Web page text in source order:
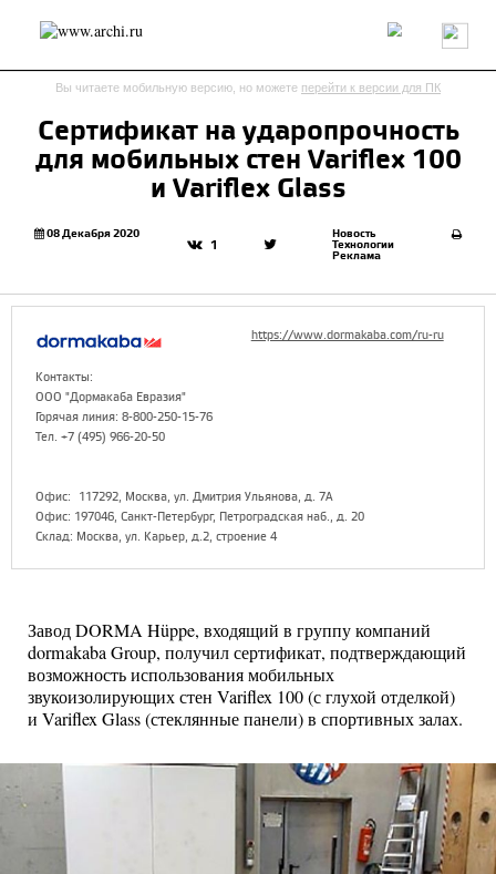
Россия Мир Технологии Интерьер Пресса
Архитекторы
send.project Анонсы конкурсов
Обзор
Объект
Результаты конкурса
Архитектура
Выставка
Эко
Вы читаете мобильную версию, но можете перейти к версии для ПК
Сертификат на ударопрочность
для мобильных стен Variflex 100
и Variflex Glass
08 Декабря 2020
1
Новость
Технологии
Реклама
https://www.dormakaba.com/ru-ru
Контакты:
ООО "Дормакаба Евразия"
Горячая линия: 8-800-250-15-76
Тел. +7 (495) 966-20-50
Офис: 117292, Москва, ул. Дмитрия Ульянова, д. 7А
Офис: 197046, Санкт-Петербург, Петроградская наб., д. 20
Склад: Москва, ул. Карьер, д.2, строение 4
Завод DORMA Hüppe, входящий в группу компаний
dormakaba Group, получил сертификат, подтверждающий
возможность использования мобильных
звукоизолирующих стен Variflex 100 (с глухой отделкой)
и Variflex Glass (стеклянные панели) в спортивных залах.